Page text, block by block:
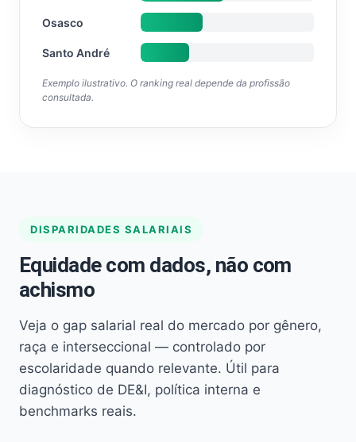
Osasco
Santo André
Exemplo ilustrativo. O ranking real depende da profissão
consultada.
DISPARIDADES SALARIAIS
Equidade com dados, não com
achismo
Veja o gap salarial real do mercado por gênero,
raça e interseccional — controlado por
escolaridade quando relevante. Útil para
diagnóstico de DE&I, política interna e
benchmarks reais.